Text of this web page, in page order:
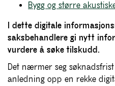
Bygg og større
I dette digitale
saksbehandlere gi nytt
vurdere å søke tilskudd.
Det nærmer seg
anledning opp en rekke